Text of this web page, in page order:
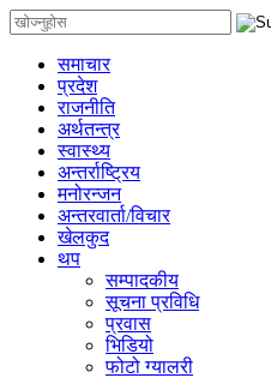
समाचार
प्रदेश
राजनीति
अर्थतन्त्र
स्वास्थ्य
अन्तर्राष्ट्रिय
मनोरन्जन
अन्तरवार्ता/विचार
खेलकुद
थप
सम्पादकीय
सूचना प्रविधि
प्रवास
भिडियो
फोटो ग्यालरी